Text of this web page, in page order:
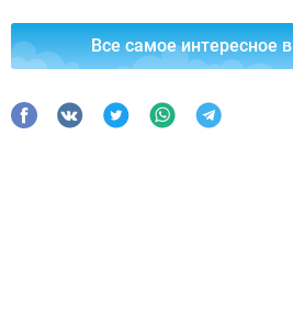
Все самое интересное в